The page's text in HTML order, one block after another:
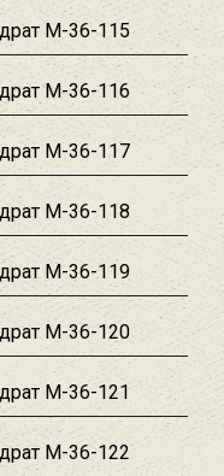
M-36-115
M-36-116
M-36-117
M-36-118
M-36-119
M-36-120
M-36-121
M-36-122